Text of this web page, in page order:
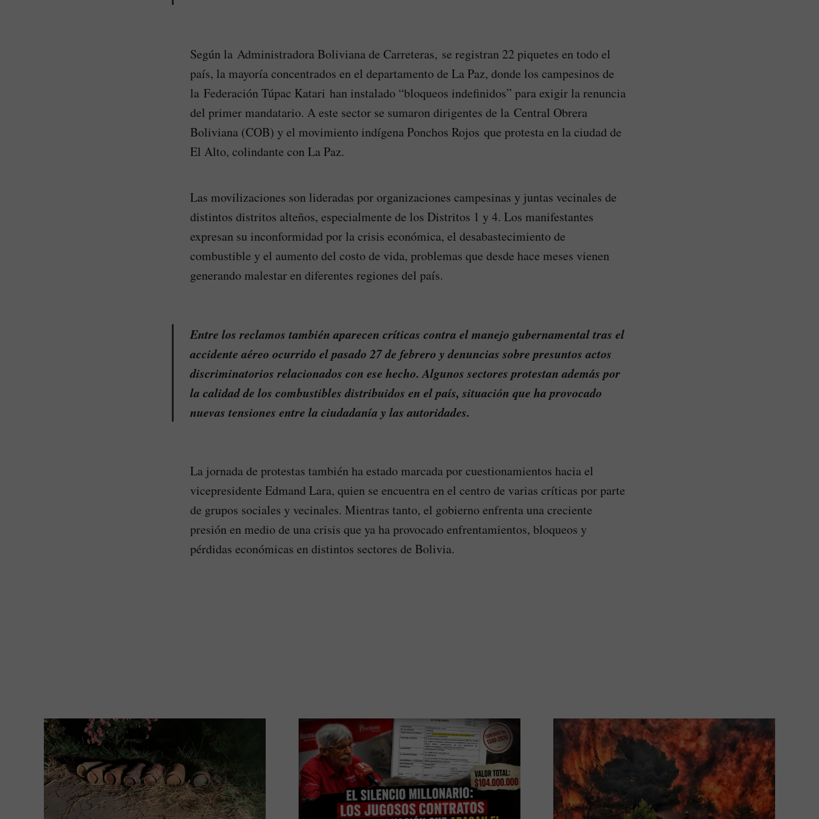
Según la Administradora Boliviana de Carreteras, se registran 22 piquetes en todo el
país, la mayoría concentrados en el departamento de La Paz, donde los campesinos de
la Federación Túpac Katari han instalado “bloqueos indefinidos” para exigir la renuncia
del primer mandatario. A este sector se sumaron dirigentes de la Central Obrera
Boliviana (COB) y el movimiento indígena Ponchos Rojos que protesta en la ciudad de
El Alto, colindante con La Paz.
Las movilizaciones son lideradas por organizaciones campesinas y juntas vecinales de
distintos distritos alteños, especialmente de los Distritos 1 y 4. Los manifestantes
expresan su inconformidad por la crisis económica, el desabastecimiento de
combustible y el aumento del costo de vida, problemas que desde hace meses vienen
generando malestar en diferentes regiones del país.
Entre los reclamos también aparecen críticas contra el manejo gubernamental tras el
accidente aéreo ocurrido el pasado 27 de febrero y denuncias sobre presuntos actos
discriminatorios relacionados con ese hecho. Algunos sectores protestan además por
la calidad de los combustibles distribuidos en el país, situación que ha provocado
nuevas tensiones entre la ciudadanía y las autoridades.
La jornada de protestas también ha estado marcada por cuestionamientos hacia el
vicepresidente Edmand Lara, quien se encuentra en el centro de varias críticas por parte
de grupos sociales y vecinales. Mientras tanto, el gobierno enfrenta una creciente
presión en medio de una crisis que ya ha provocado enfrentamientos, bloqueos y
pérdidas económicas en distintos sectores de Bolivia.